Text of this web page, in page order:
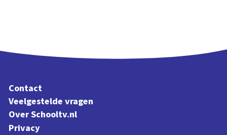
Contact
Veelgestelde vragen
Over Schooltv.nl
Privacy